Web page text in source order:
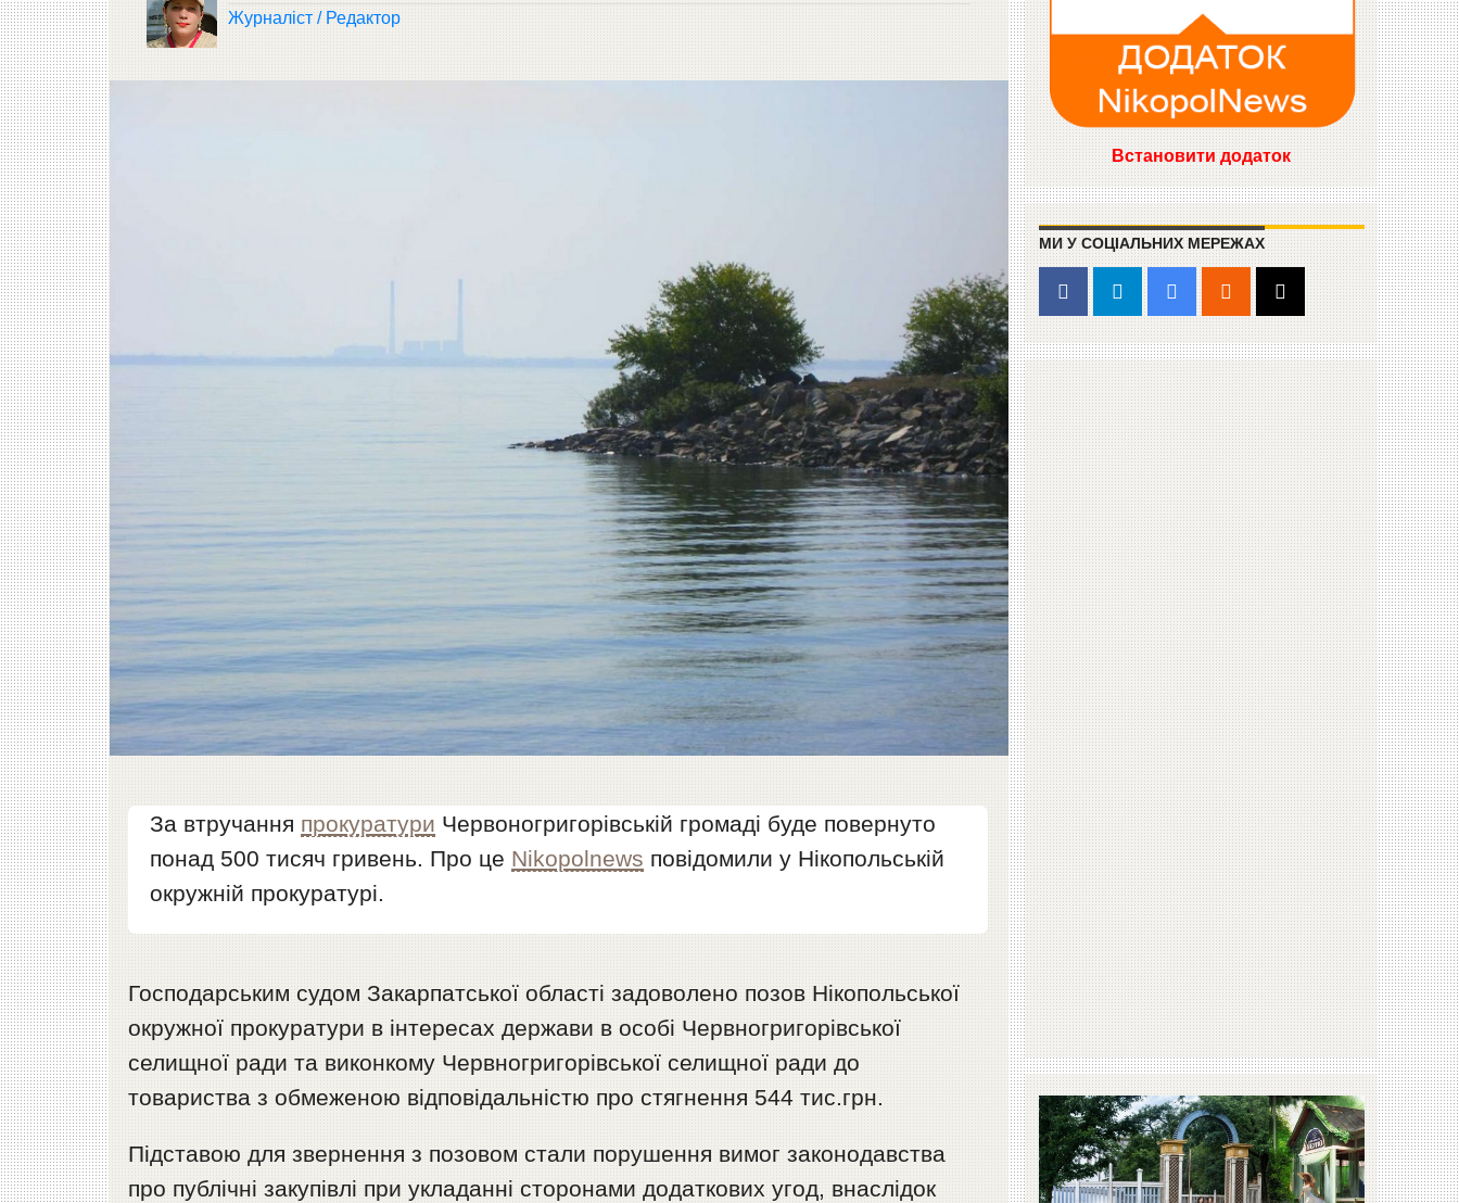
Журналіст / Редактор
За втручання прокуратури Червоногригорівській громаді буде повернуто
понад 500 тисяч гривень. Про це Nikopolnews повідомили у Нікопольській
окружній прокуратурі.
Господарським судом Закарпатської області задоволено позов Нікопольської
окружної прокуратури в інтересах держави в особі Червногригорівської
селищної ради та виконкому Червногригорівської селищної ради до
товариства з обмеженою відповідальністю про стягнення 544 тис.грн.
Підставою для звернення з позовом стали порушення вимог законодавства
про публічні закупівлі при укладанні сторонами додаткових угод, внаслідок
Встановити додаток
МИ У СОЦІАЛЬНИХ МЕРЕЖАХ